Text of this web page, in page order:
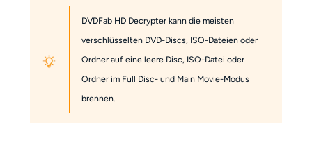
DVDFab HD Decrypter kann die meisten
verschlüsselten DVD-Discs, ISO-Dateien oder
Ordner auf eine leere Disc, ISO-Datei oder
Ordner im Full Disc- und Main Movie-Modus
brennen.